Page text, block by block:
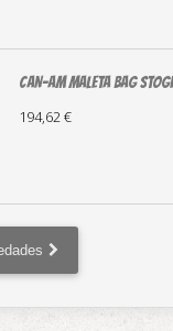
CAN-AM MALETA BAG
194,62 €